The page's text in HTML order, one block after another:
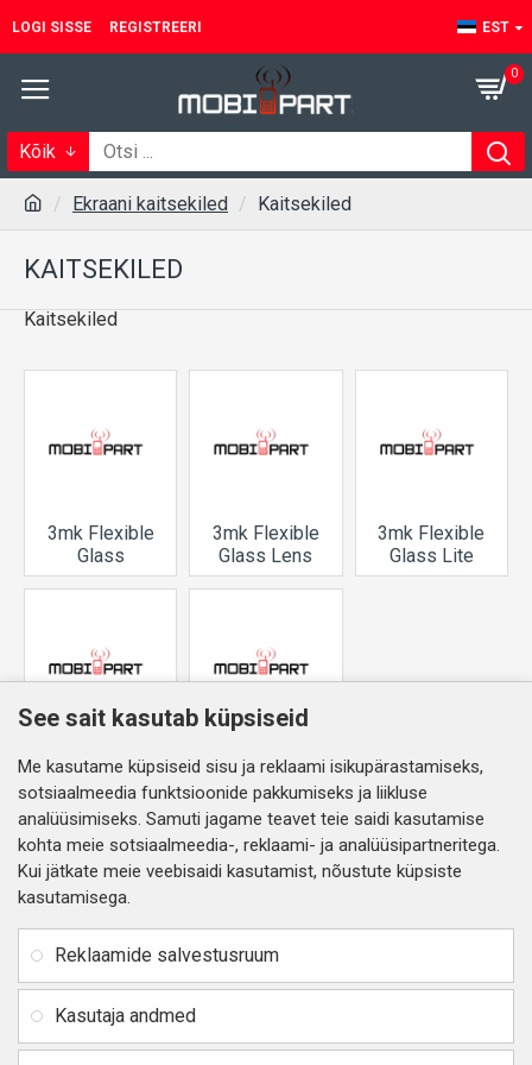
LOGI SISSE REGISTREERI EST
0
Kõik
Ekraani kaitsekiled Kaitsekiled
KAITSEKILED
Kaitsekiled
3mk Flexible
Glass
3mk Flexible
Glass Lens
3mk Flexible
Glass Lite
Protection
ARC
TEAVE
Kontaktid
Privaatsuspoliitika
Kauba tagastamine ja raha
SIA RITONE
Juriidiline aadress:
Zasulauka str. 32 - 7, Riia,
Reg. Nr. 40103717618,
See sait kasutab küpsiseid
Me kasutame küpsiseid sisu ja reklaami isikupärastamiseks,
sotsiaalmeedia funktsioonide pakkumiseks ja liikluse
analüüsimiseks. Samuti jagame teavet teie saidi kasutamise
kohta meie sotsiaalmeedia-, reklaami- ja analüüsipartneritega.
Kui jätkate meie veebisaidi kasutamist, nõustute küpsiste
kasutamisega.
Reklaamide salvestusruum
Kasutaja andmed